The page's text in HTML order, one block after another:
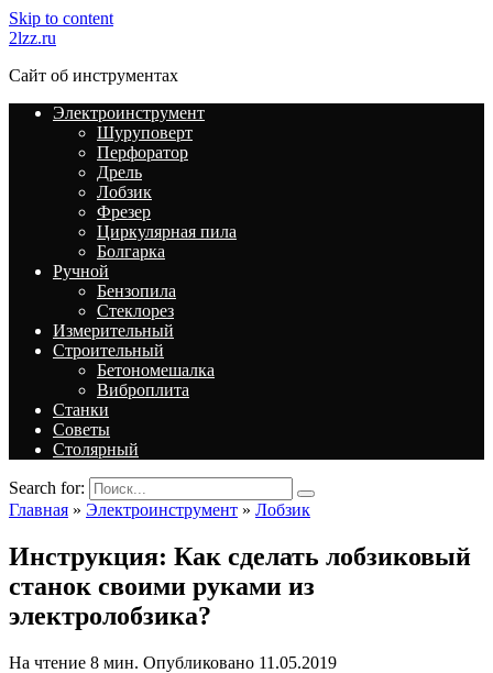
Skip to content
2lzz.ru
Сайт об инструментах
Электроинструмент
Шуруповерт
Перфоратор
Дрель
Лобзик
Фрезер
Циркулярная пила
Болгарка
Ручной
Бензопила
Стеклорез
Измерительный
Строительный
Бетономешалка
Виброплита
Станки
Советы
Столярный
Search for:
Главная » Электроинструмент » Лобзик
Инструкция: Как сделать лобзиковый
станок своими руками из
электролобзика?
На чтение 8 мин. Опубликовано 11.05.2019